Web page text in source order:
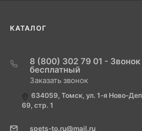
КАТАЛОГ
8 (800) 302 79 01 -
бесплатный
Заказать звонок
634059, Томск, ул. 1-я Ново-
69, стр. 1
spets-to.ru@mail.ru